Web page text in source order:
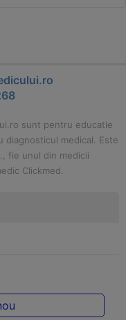
sunt pentru educatie
diagnosticul medical. Este
fie unul din medicii
Clickmed.